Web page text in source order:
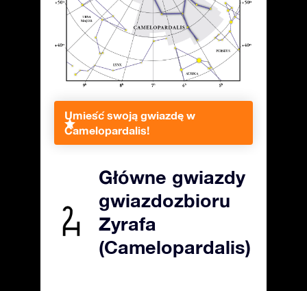
Umieść swoją gwiazdę w
Camelopardalis!
Główne gwiazdy
gwiazdozbioru
Żyrafa
(Camelopardalis)